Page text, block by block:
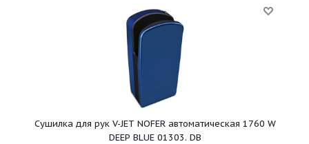
Сушилка для рук V-JET NOFER автоматическая 1760 W
DEEP BLUE 01303. DB